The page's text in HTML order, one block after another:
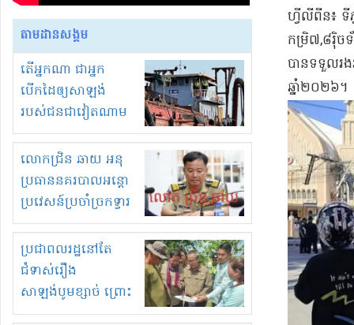
តាមដានសង្គម
តើអ្នកណា ជាអ្នក
បើកដៃឲ្យសាឡង់
របស់ជនជាវៀតណាម
ចូល មកខុស
ច្បាប់លួចបូមខ្សាច់នៅ
ក្នុងប្រទេសកម្ពុជា
លោកជ្រិន ឆាយ អនុ
ប្រធាននគរបាលអន្តោ
ប្រវេសន៍ប្រចាំច្រកទ្វារ
ព្រំដែនភ្នំឌិន និងឈ្មួញ
មួយចំនួនទៀត
កំពង់តែគុបគិតគ្នា
ធ្វើសកម្មភាពរកស៊ីនិង
ស្តុកទំនិញគេចពន្ធ?
ប្រជាពលរដ្ឋនៅតែ
ជំទាស់រឿង
សាឡង់បូមខ្សាច់ ព្រោះ
ខ្លាចបាក់ច្រាំងទៀត!
ហ្វីលីពីន៖ ទី
កម្រិ៧,៨រ៉ិច
បានទទួលរង
ឆ្នាំ២០២៦។